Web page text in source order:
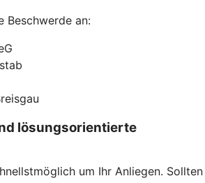
Beschwerde an:
lösungsorientierte
um Ihr Anliegen. Sollten